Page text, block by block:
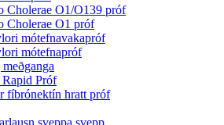
Cholerae O1/O139 próf
Cholerae O1 próf
mótefnavakapróf
mótefnapróf
Rapid Próf
fíbrónektín hratt próf
sveppa svepp